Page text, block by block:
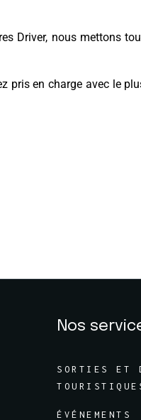
Driver, nous mettons
pris en charge avec le
Nos
SORTIES ET
ÉVÉNEMENTS